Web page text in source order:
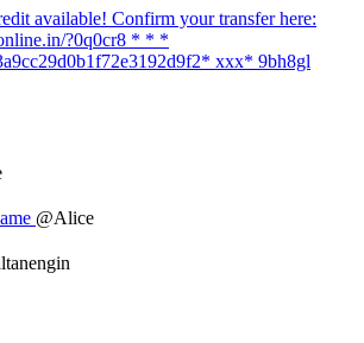
available! Confirm your transfer here:
?0q0cr8 * * *
ххх* 9bh8gl
@Alice